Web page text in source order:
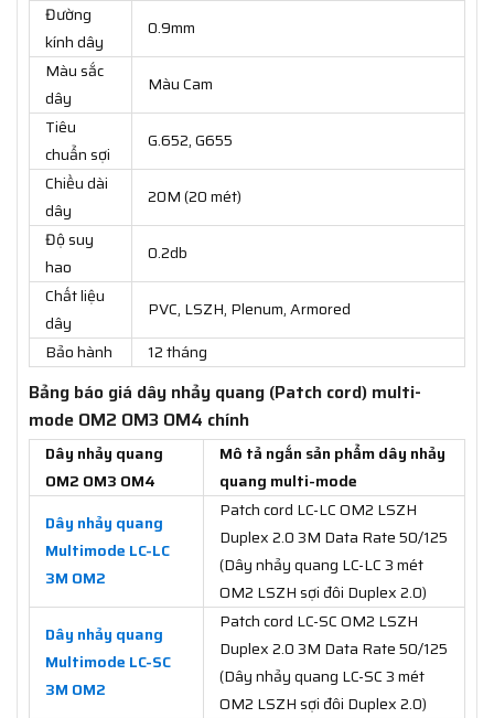
Đường
kính dây
0.9mm
Màu sắc
dây
Màu Cam
Tiêu
chuẩn sợi
G.652, G655
Chiều dài
dây
20M (20 mét)
Độ suy
hao
0.2db
Chất liệu
dây
PVC, LSZH, Plenum, Armored
Bảo hành
12 tháng
Bảng báo giá dây nhảy quang (Patch cord) multi-
mode OM2 OM3 OM4 chính
Dây nhảy quang
OM2 OM3 OM4
Mô tả ngắn sản phẩm dây nhảy
quang multi-mode
Dây nhảy quang
Multimode LC-LC
3M OM2
Patch cord LC-LC OM2 LSZH
Duplex 2.0 3M Data Rate 50/125
(Dây nhảy quang LC-LC 3 mét
OM2 LSZH sợi đôi Duplex 2.0)
Dây nhảy quang
Multimode LC-SC
3M OM2
Patch cord LC-SC OM2 LSZH
Duplex 2.0 3M Data Rate 50/125
(Dây nhảy quang LC-SC 3 mét
OM2 LSZH sợi đôi Duplex 2.0)